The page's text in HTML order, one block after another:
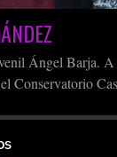
Ángel Barja. A
Conservatorio
de
en el